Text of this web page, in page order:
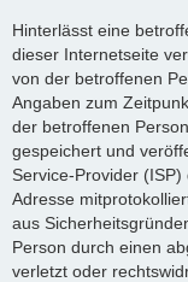
Hinterlässt eine
dieser Internetseite
von der betroffenen
Angaben zum
der betroffenen
gespeichert und
Service-Provider
Adresse
aus
Person durch einen
verletzt oder